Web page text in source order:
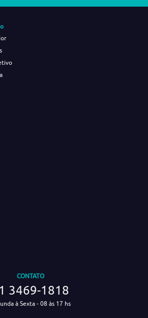
CONTATO
3469-1818
à Sexta - 08 às 17 hs